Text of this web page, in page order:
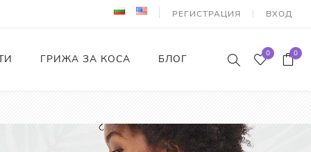
РЕГИСТРАЦИЯ ВХОД
ГРИЖА ЗА КОСА БЛОГ 0 0